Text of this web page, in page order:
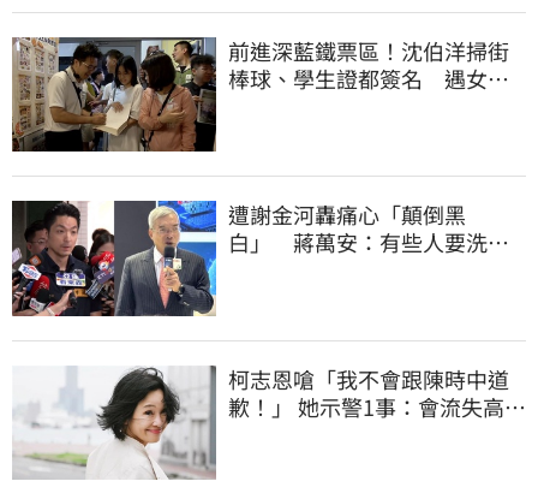
前進深藍鐵票區！沈伯洋掃街
棒球、學生證都簽名 遇女子
遭謝金河轟痛心「顛倒黑
白」 蔣萬安：有些人要洗人
柯志恩嗆「我不會跟陳時中道
歉！」 她示警1事：會流失高雄